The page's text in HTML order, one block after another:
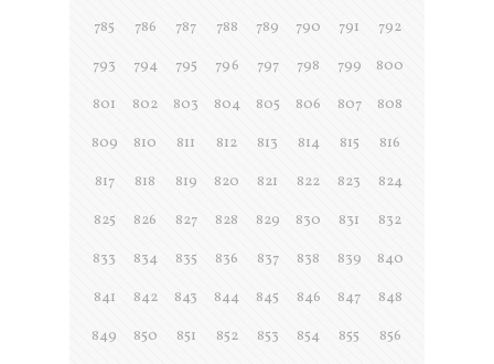
785
786 787 788 789 790 791
792
793
794 795 796 797 798 799
800
801
802 803 804 805 806 807
808
809
810 811 812 813 814 815
816
817
818 819 820 821 822 823
824
825
826 827 828 829 830 831
832
833
834 835 836 837 838 839
840
841
842 843 844 845 846 847
848
849
850 851 852 853 854 855
856